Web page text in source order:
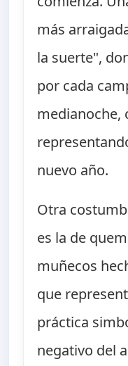
más
la suerte",
por cada
medianoche,
nuevo año.
Otra
es la de
muñecos
que
práctica
negativo del